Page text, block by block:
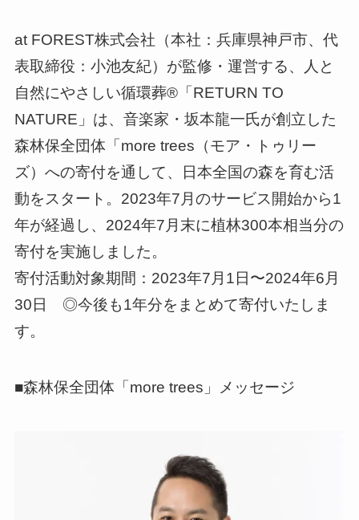
at FOREST株式会社（本社：兵庫県神戸市、代
表取締役：小池友紀）が監修・運営する、人と
自然にやさしい循環葬®︎「RETURN TO
NATURE」は、音楽家・坂本龍一氏が創立した
森林保全団体「more trees（モア・トゥリー
ズ）への寄付を通して、日本全国の森を育む活
動をスタート。2023年7月のサービス開始から1
年が経過し、2024年7月末に植林300本相当分の
寄付を実施しました。
寄付活動対象期間：2023年7月1日〜2024年6月
30日 ◎今後も1年分をまとめて寄付いたしま
す。
■森林保全団体「more trees」メッセージ